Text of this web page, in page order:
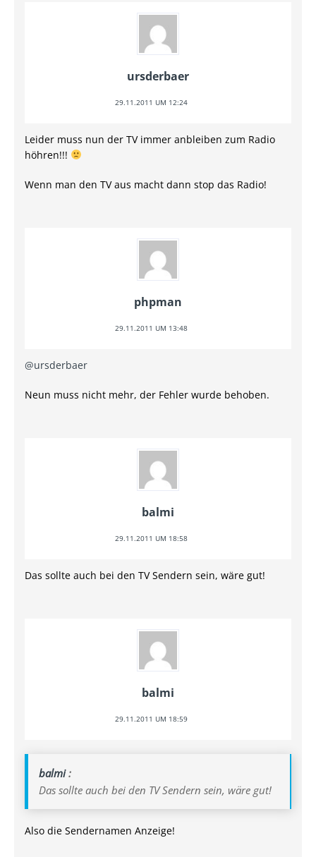
ursderbaer
29.11.2011 UM 12:24
Leider muss nun der TV immer anbleiben zum Radio
höhren!!!
Wenn man den TV aus macht dann stop das Radio!
phpman
29.11.2011 UM 13:48
@ursderbaer
Neun muss nicht mehr, der Fehler wurde behoben.
balmi
29.11.2011 UM 18:58
Das sollte auch bei den TV Sendern sein, wäre gut!
balmi
29.11.2011 UM 18:59
balmi:
Das sollte auch bei den TV Sendern sein, wäre gut!
Also die Sendernamen Anzeige!